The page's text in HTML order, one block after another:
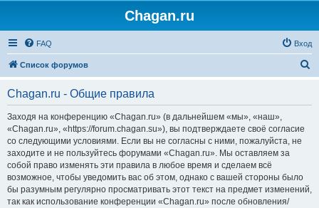
Chagan.ru
FAQ Вход
Список форумов
Chagan.ru - Общие правила
Заходя на конференцию «Chagan.ru» (в дальнейшем «мы», «наш»,
«Chagan.ru», «https://forum.chagan.su»), вы подтверждаете своё согласие
со следующими условиями. Если вы не согласны с ними, пожалуйста, не
заходите и не пользуйтесь форумами «Chagan.ru». Мы оставляем за
собой право изменять эти правила в любое время и сделаем всё
возможное, чтобы уведомить вас об этом, однако с вашей стороны было
бы разумным регулярно просматривать этот текст на предмет изменений,
так как использование конференции «Chagan.ru» после обновления/